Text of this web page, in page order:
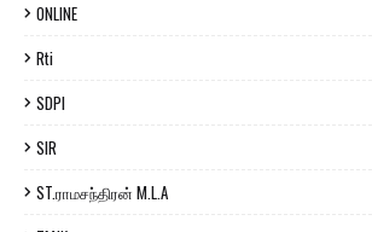
ONLINE
Rti
SDPI
SIR
ST.ராமசந்திரன் M.L.A